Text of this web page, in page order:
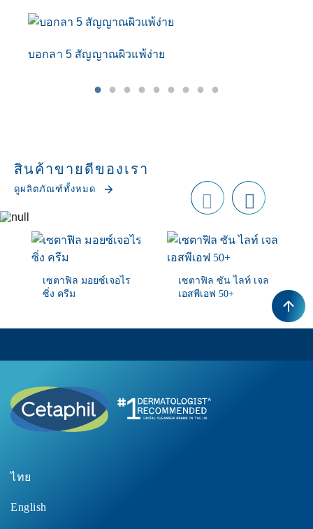
บอกลา 5 สัญญาณผิวแพ้ง่าย
สินค้าขายดีของเรา
ดูผลิตภัณฑ์ทั้งหมด
Prev
next
เซตาฟิล มอยซ์เจอไร
ซิ่ง ครีม
ซื้อเลย
เซตาฟิล ซัน ไลท์ เจล
เอสพีเอฟ 50+
ไทย
English